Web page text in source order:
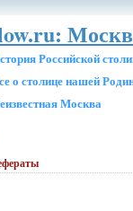
Российской
о столице нашей
Москва